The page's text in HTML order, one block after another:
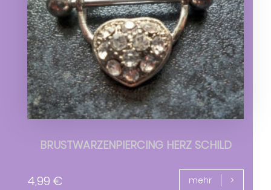
BRUSTWARZENPIERCING HERZ SCHILD
4,99 € mehr